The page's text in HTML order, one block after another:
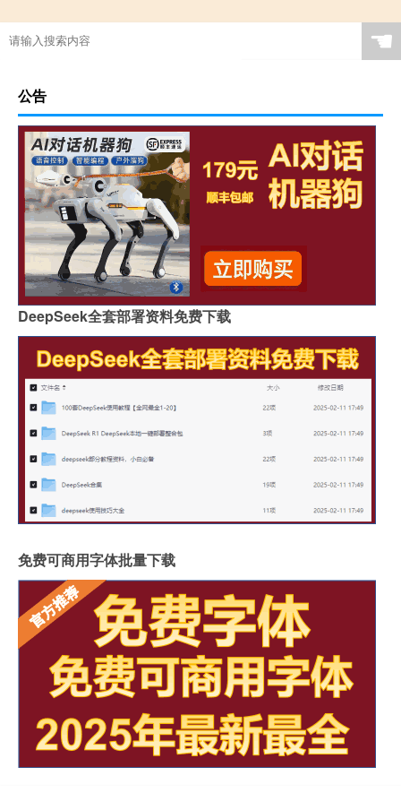
☚
公告
DeepSeek全套部署资料免费下载
免费可商用字体批量下载